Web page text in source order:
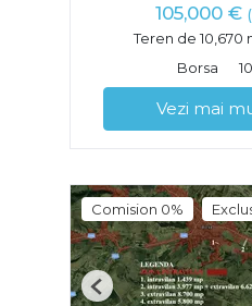
105,000 €
Teren de 10,670
Borsa
Vezi mai
Comision 0%
Previous